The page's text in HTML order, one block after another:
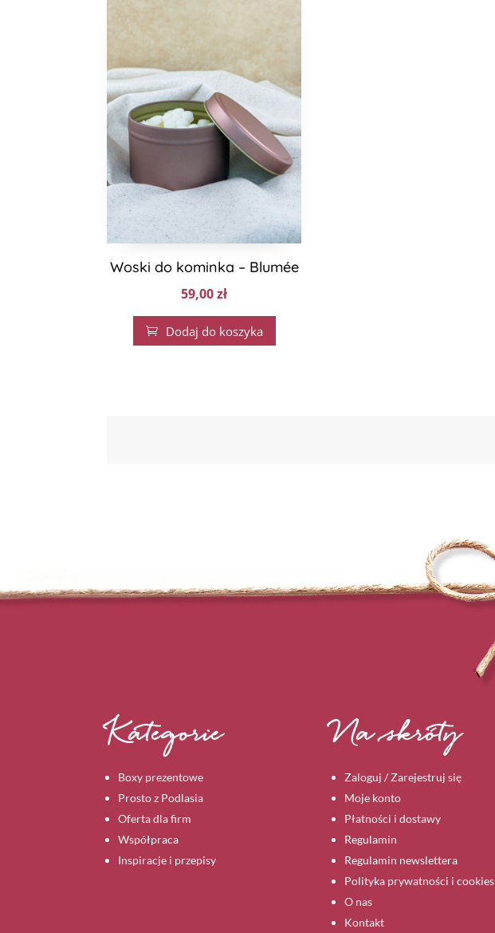
Woski do kominka – Blumée
59,00zł
 Dodaj do koszyka
Kategorie
Boxy prezentowe
Prosto z Podlasia
Oferta dla firm
Współpraca
Inspiracje i przepisy
Na skróty
Zaloguj / Zarejestruj się
Moje konto
Płatności i dostawy
Regulamin
Regulamin newslettera
Polityka prywatności i cookies
O nas
Kontakt